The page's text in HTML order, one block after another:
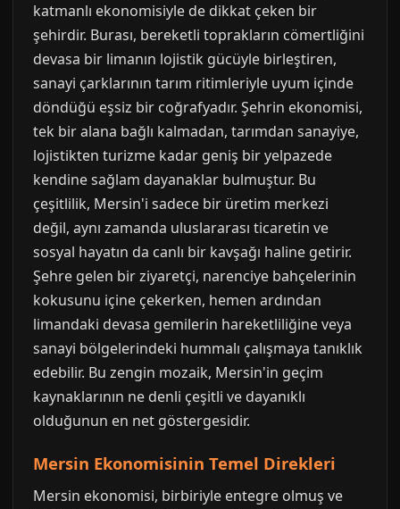
katmanlı ekonomisiyle de dikkat çeken bir
şehirdir. Burası, bereketli toprakların cömertliğini
devasa bir limanın lojistik gücüyle birleştiren,
sanayi çarklarının tarım ritimleriyle uyum içinde
döndüğü eşsiz bir coğrafyadır. Şehrin ekonomisi,
tek bir alana bağlı kalmadan, tarımdan sanayiye,
lojistikten turizme kadar geniş bir yelpazede
kendine sağlam dayanaklar bulmuştur. Bu
çeşitlilik, Mersin'i sadece bir üretim merkezi
değil, aynı zamanda uluslararası ticaretin ve
sosyal hayatın da canlı bir kavşağı haline getirir.
Şehre gelen bir ziyaretçi, narenciye bahçelerinin
kokusunu içine çekerken, hemen ardından
limandaki devasa gemilerin hareketliliğine veya
sanayi bölgelerindeki hummalı çalışmaya tanıklık
edebilir. Bu zengin mozaik, Mersin'in geçim
kaynaklarının ne denli çeşitli ve dayanıklı
olduğunun en net göstergesidir.
Mersin Ekonomisinin Temel Direkleri
Mersin ekonomisi, birbiriyle entegre olmuş ve